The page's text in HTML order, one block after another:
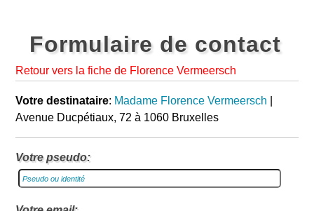
Formulaire de contact
Retour vers la fiche de Florence Vermeersch
Votre destinataire: Madame Florence Vermeersch
Avenue Ducpétiaux, 72 à 1060 Bruxelles
Votre pseudo: